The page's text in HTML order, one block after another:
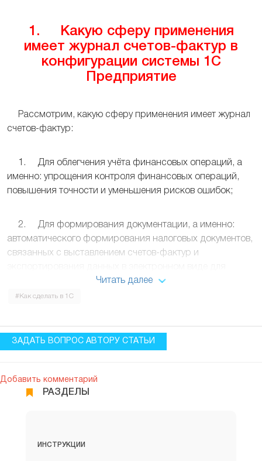
1. Какую сферу применения
имеет журнал счетов-фактур в
конфигурации системы 1С
Предприятие
Рассмотрим, какую сферу применения имеет журнал
счетов-фактур:
1. Для облегчения учёта финансовых операций, а
именно: упрощения контроля финансовых операций,
повышения точности и уменьшения рисков ошибок;
2. Для формирования документации, а именно:
автоматического формирования налоговых документов,
связанных с выставлением счетов-фактур и
дальнейшей передачи налоговым органам;
контрагентами, связанных с возникновением
Читать далее
#Как сделать в 1С
ЗАДАТЬ ВОПРОС АВТОРУ СТАТЬИ
Добавить комментарий
РАЗДЕЛЫ
ИНСТРУКЦИИ